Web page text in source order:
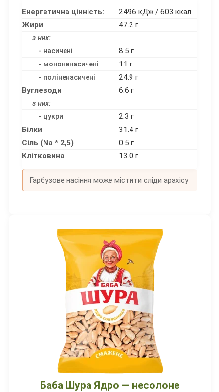
Енергетична цінність:
2496 кДж / 603 ккал
Жири
47.2 г
з них:
- насичені 8.5 г
- мононенасичені 11 г
- поліненасичені
24.9 г
Вуглеводи
6.6 г
з них:
- цукри
2.3 г
Білки
31.4 г
Сіль (Na * 2,5)
0.5 г
Клітковина
13.0 г
Гарбузове насіння може містити сліди арахісу
Баба Шура Ядро — несолоне